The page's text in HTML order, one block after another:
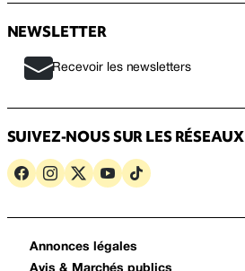
NEWSLETTER
Recevoir les newsletters
SUIVEZ-NOUS SUR LES RÉSEAUX
Annonces légales
Avis & Marchés publics